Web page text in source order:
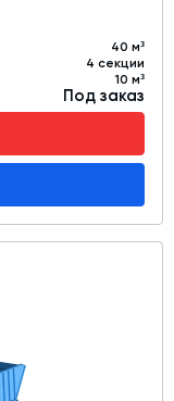
40 м³
4 секции
10 м³
Под заказ